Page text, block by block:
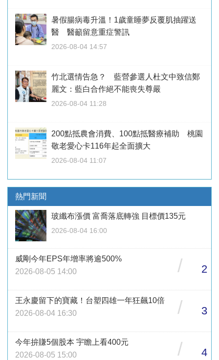
暑假腸病毒升溫！1歲童睡夢反覆肌抽躍送
醫 醫籲留意重症警訊
2026-08-04 14:57
竹北選情告急？ 藍營參選人杜文中致信鄭
麗文：藍白合作絕不能喪失尊嚴
2026-08-04 11:28
200點抵農會消費、100點抵醫療補助 桃園
敬老愛心卡116年起全面擴大
2026-08-04 11:07
熱門新聞
玻纖布漲價 富喬落底轉強 目標價135元
2026-08-04 16:00
威剛今年EPS年增率將逾500%
2026-08-05 14:00
/ 2
王永慶留下的寶藏！台塑四雄一年狂飆10倍
2026-08-04 16:30
/ 3
今年拚賺5個股本 宇瞻上看400元
2026-08-05 15:00
/ 4